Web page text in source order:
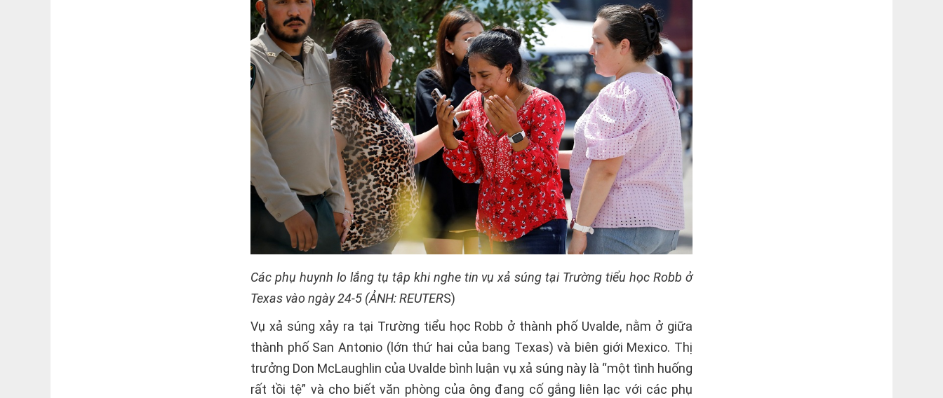
Các phụ huynh lo lắng tụ tập khi nghe tin vụ xả súng tại Trường tiểu học Robb ở
Texas vào ngày 24-5 (ẢNH: REUTERS)
Vụ xả súng xảy ra tại Trường tiểu học Robb ở thành phố Uvalde, nằm ở giữa
thành phố San Antonio (lớn thứ hai của bang Texas) và biên giới Mexico. Thị
trưởng Don McLaughlin của Uvalde bình luận vụ xả súng này là “một tình huống
rất tồi tệ” và cho biết văn phòng của ông đang cố gắng liên lạc với các phụ